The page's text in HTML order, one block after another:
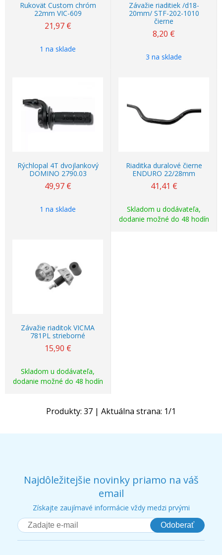
Rukovät Custom chróm
22mm VIC-609
21,97 €
1 na sklade
Závažie riaditiek /d18-
20mm/ STF-202-1010
čierne
8,20 €
3 na sklade
Rýchlopal 4T dvojlankový
DOMINO 2790.03
49,97 €
1 na sklade
Riaditka duralové čierne
ENDURO 22/28mm
41,41 €
Skladom u dodávateľa,
dodanie možné do 48 hodín
Závažie riaditok VICMA
781PL strieborné
15,90 €
Skladom u dodávateľa,
dodanie možné do 48 hodín
Produkty: 37 | Aktuálna strana: 1/1
Najdôležitejšie novinky priamo na váš
email
Získajte zaujímavé informácie vždy medzi prvými
Odoberať